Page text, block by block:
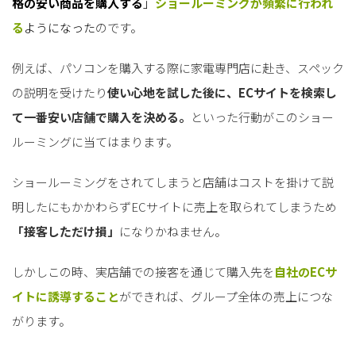
るようになったのです。
例えば、パソコンを購入する際に家電専門店に赴き、スペック
の説明を受けたり使い心地を試した後に、ECサイトを検索し
て一番安い店舗で購入を決める。 といった行動がこのショー
ルーミングに当てはまります。
ショールーミングをされてしまうと店舗はコストを掛けて説
明したにもかかわらずECサイトに売上を取られてしまうため
「接客しただけ損」 になりかねません。
しかしこの時、実店舗での接客を通じて購入先を自社のECサ
イトに誘導することができれば、グループ全体の売上につな
がります。